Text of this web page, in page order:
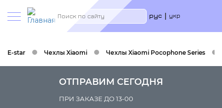
Search рус укр
E-star Чехлы Xiaomi Чехлы Xiaomi Pocophone Series
ОТПРАВИМ СЕГОДНЯ
ПРИ ЗАКАЗЕ ДО 13-00